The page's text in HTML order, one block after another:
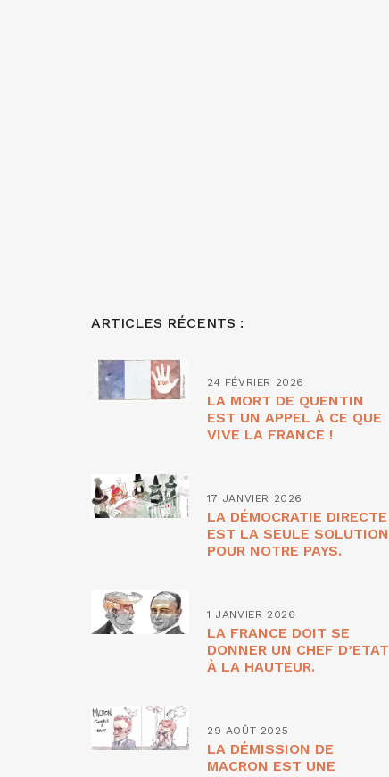
ARTICLES RÉCENTS :
24 FÉVRIER 2026
LA MORT DE QUENTIN
EST UN APPEL À CE QUE
VIVE LA FRANCE !
17 JANVIER 2026
LA DÉMOCRATIE DIRECTE
EST LA SEULE SOLUTION
POUR NOTRE PAYS.
1 JANVIER 2026
LA FRANCE DOIT SE
DONNER UN CHEF D’ETAT
À LA HAUTEUR.
29 AOÛT 2025
LA DÉMISSION DE
MACRON EST UNE